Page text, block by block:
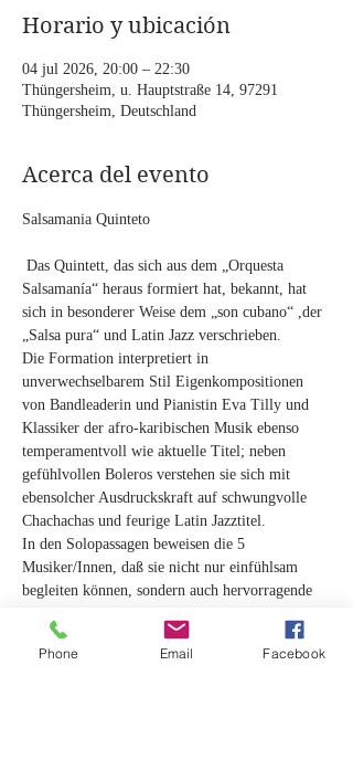
Horario y ubicación
04 jul 2026, 20:00 – 22:30
Thüngersheim, u. Hauptstraße 14, 97291
Thüngersheim, Deutschland
Acerca del evento
Salsamania Quinteto
Das Quintett, das sich aus dem „Orquesta
Salsamanía“ heraus formiert hat, bekannt, hat
sich in besonderer Weise dem „son cubano“ ,der
„Salsa pura“ und Latin Jazz verschrieben.
Die Formation interpretiert in
unverwechselbarem Stil Eigenkompositionen
von Bandleaderin und Pianistin Eva Tilly und
Klassiker der afro-karibischen Musik ebenso
temperamentvoll wie aktuelle Titel; neben
gefühlvollen Boleros verstehen sie sich mit
ebensolcher Ausdruckskraft auf schwungvolle
Chachachas und feurige Latin Jazztitel.
In den Solopassagen beweisen die 5
Musiker/Innen, daß sie nicht nur einfühlsam
begleiten können, sondern auch hervorragende
Auch das kompakte Format des Quintetts
überzeugt durch hohes Niveau, Spielfreude und
Phone Email Facebook